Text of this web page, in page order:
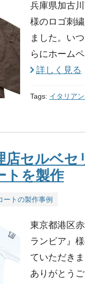
兵庫県加古
様のロゴ刺
ました。い
らにホーム
詳しく見る
Tags: イタリア
店セルベセ
トを製作
ートの製作事例
東京都港区
ランビア』
ていただき
ありがとう